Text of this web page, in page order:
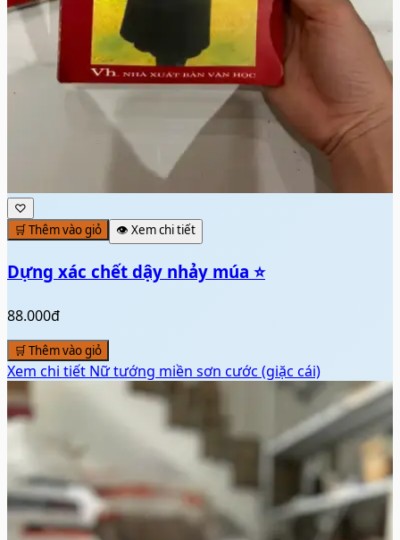
♡
🛒 Thêm vào giỏ
👁️ Xem chi tiết
Dựng xác chết dậy nhảy múa ⭐
88.000đ
🛒 Thêm vào giỏ
Xem chi tiết Nữ tướng miền sơn cước (giặc cái)